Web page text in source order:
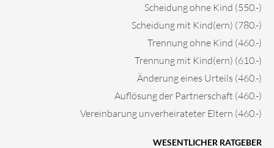
Scheidung ohne Kind (550.-)
Scheidung mit Kind(ern) (780.-)
Trennung ohne Kind (460.-)
Trennung mit Kind(ern) (610.-)
Änderung eines Urteils (460.-)
Auflösung der Partnerschaft (460.-)
Vereinbarung unverheirateter Eltern (460.-)
WESENTLICHER RATGEBER